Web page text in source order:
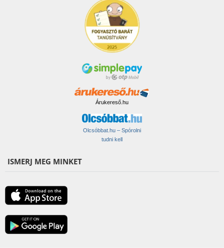
Árukereső.hu
Olcsóbbat.hu – Spórolni
tudni kell
ISMERJ MEG MINKET